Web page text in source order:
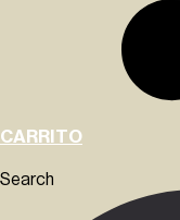
CARRITO
Search